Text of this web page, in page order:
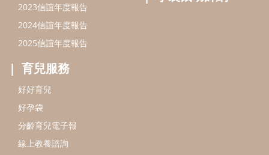
出版服務
信誼基金出版社
閱讀推廣
Bookstart閱讀起步走
信誼幼兒文學獎
信誼兒童動畫獎
小袋鼠說故事劇團